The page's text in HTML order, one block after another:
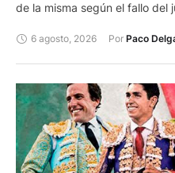
de la misma según el fallo del
6 agosto, 2026 Por Paco